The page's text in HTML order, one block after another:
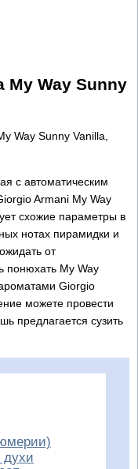
Way Sunny
Way Sunny Vanilla,
с автоматическим
Armani My Way
схожие параметры в
нотах пирамидки и
от
понюхать My Way
Giorgio
можете провести
предлагается сузить
духи